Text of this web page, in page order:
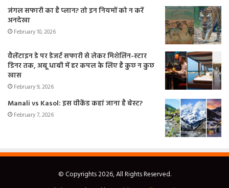
जंगल सफारी का है प्लान? तो इन नियमों को न करें
अनदेखा
February 10, 2026
वैलेंटाइन डे पर डेजर्ट सफारी से लेकर मिशेलिन-स्टार
डिनर तक, अबू धाबी में हर कपल के लिए है कुछ न कुछ
खास
February 9, 2026
Manali vs Kasol: इस वीकेंड कहां जाना है बेस्ट?
February 7, 2026
© Copyrights 2026, All Rights Reserved.